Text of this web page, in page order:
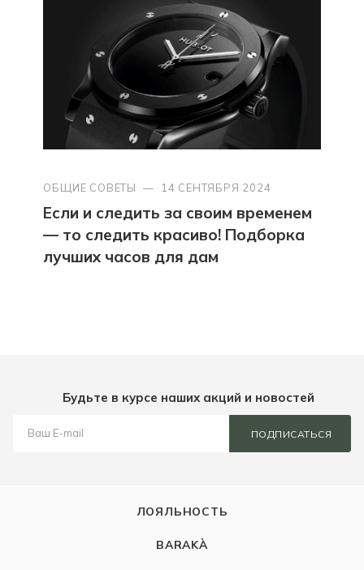
ОБЩИЕ СОВЕТЫ — 14 СЕНТЯБРЯ 2024
Если и следить за своим временем
— то следить красиво! Подборка
лучших часов для дам
Будьте в курсе наших акций и новостей
ПОДПИСАТЬСЯ
ЛОЯЛЬНОСТЬ
BARAKÀ